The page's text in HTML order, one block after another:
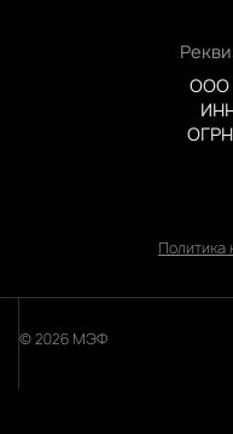
ООО
ОГРН
Политика
© 2026 МЭФ